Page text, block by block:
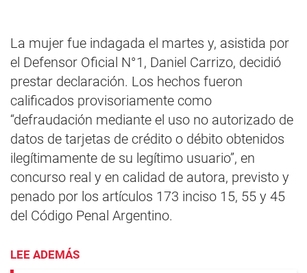
La mujer fue indagada el martes y, asistida por
el Defensor Oficial N°1, Daniel Carrizo, decidió
prestar declaración. Los hechos fueron
calificados provisoriamente como
“defraudación mediante el uso no autorizado de
datos de tarjetas de crédito o débito obtenidos
ilegítimamente de su legítimo usuario”, en
concurso real y en calidad de autora, previsto y
penado por los artículos 173 inciso 15, 55 y 45
del Código Penal Argentino.
LEE ADEMÁS